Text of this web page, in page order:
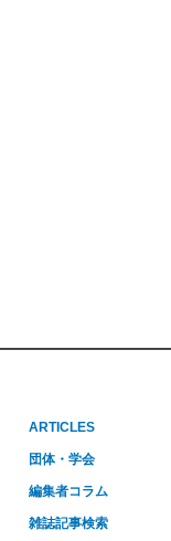
ARTICLES
団体・学会
編集者コラム
雑誌記事検索